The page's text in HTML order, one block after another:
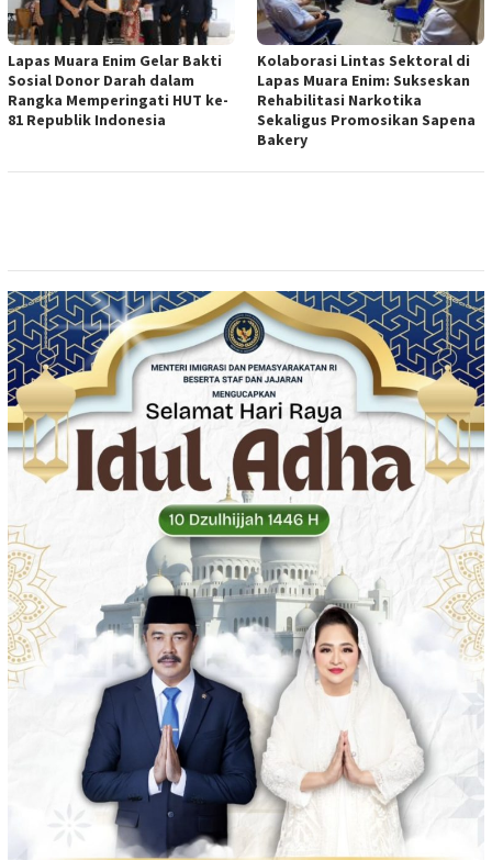
Lapas Muara Enim Gelar Bakti
Sosial Donor Darah dalam
Rangka Memperingati HUT ke-
81 Republik Indonesia
Kolaborasi Lintas Sektoral di
Lapas Muara Enim: Sukseskan
Rehabilitasi Narkotika
Sekaligus Promosikan Sapena
Bakery